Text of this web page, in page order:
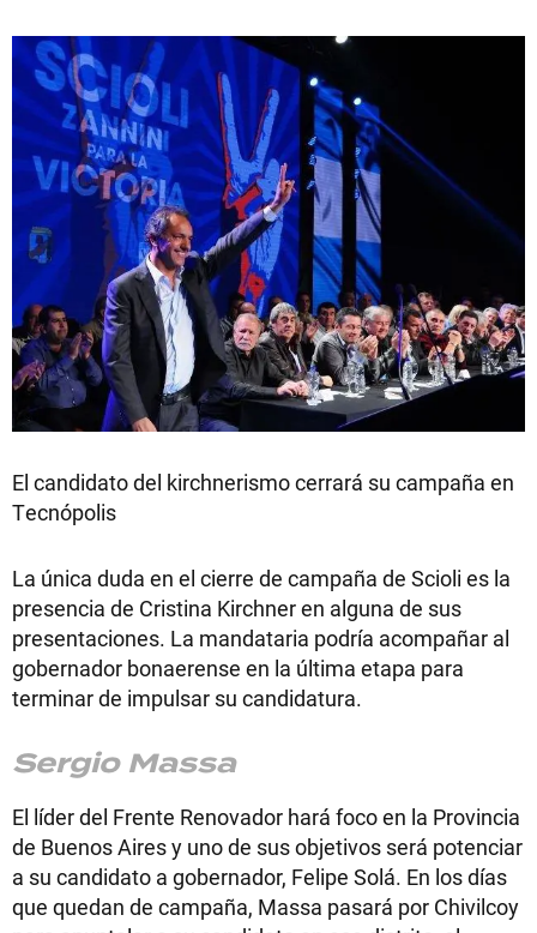
El candidato del kirchnerismo cerrará su campaña en
Tecnópolis
La única duda en el cierre de campaña de Scioli es la
presencia de Cristina Kirchner en alguna de sus
presentaciones. La mandataria podría acompañar al
gobernador bonaerense en la última etapa para
terminar de impulsar su candidatura.
Sergio Massa
El líder del Frente Renovador hará foco en la Provincia
de Buenos Aires y uno de sus objetivos será potenciar
a su candidato a gobernador, Felipe Solá. En los días
que quedan de campaña, Massa pasará por Chivilcoy